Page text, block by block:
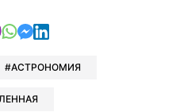
в Telegram
в Facebook
в X
отправить в Viber
отправить в Whatsapp
отправить в Messenger
отправить в LinkedIn
АСТРОНОМИЯ